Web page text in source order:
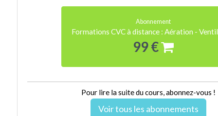
Abonnement
Formations CVC à distance : Aération -
99 €
Pour lire la suite du cours, abonnez-vous !
Voir tous les abonnements